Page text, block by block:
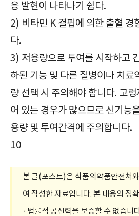
응 발현이 나타나기 쉽다.
2) 비타민 K 결핍에 의한 출혈 경
다.
3) 저용량으로 투여를 시작하고
하된 기능 및 다른 질병이나 치료
량 선택 시 주의해야 합니다. 고
어 있는 경우가 많으므로 신기능
용량 및 투여간격에 주의합니다.
10
본 글(포스트)은 식품의약품안전처
여 작성한 자료입니다. 본 내용의 정
·법률적 공신력을 보증할 수 없습니